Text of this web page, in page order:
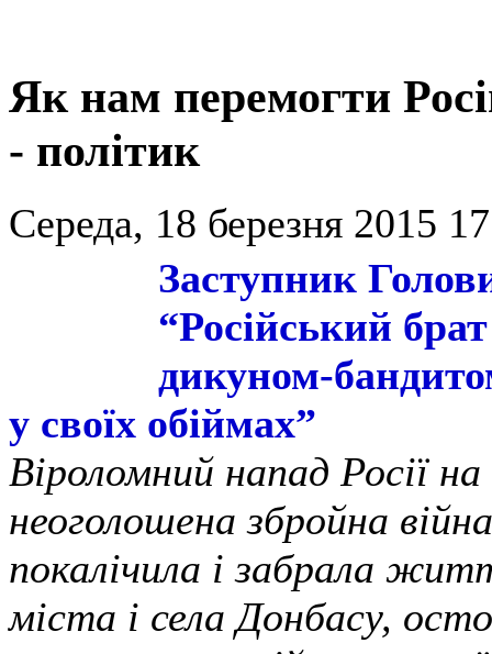
Як нам перемогти
- політик
Середа, 18 березня 2015
Заступник
“Російський
дикуном-
у своїх обіймах”
Віроломний напад Росії
неоголошена збройна
покалічила і забрала
міста і села Донбасу,